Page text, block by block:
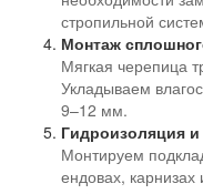
стропильной
Монтаж
Мягкая черепица
Укладываем
9–12 мм.
Гидроизоляция
Монтируем
ендовах,